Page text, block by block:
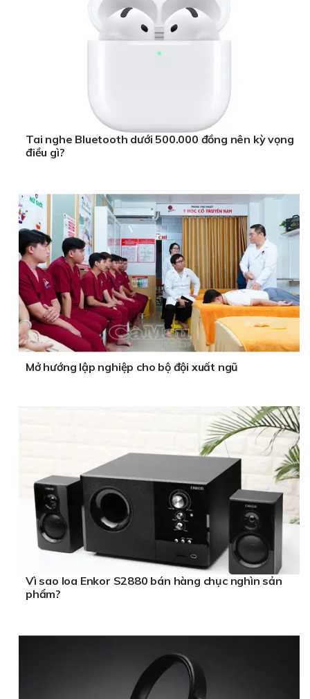
Tai nghe Bluetooth dưới 500.000 đồng nên kỳ vọng
điều gì?
Mở hướng lập nghiệp cho bộ đội xuất ngũ
Vì sao loa Enkor S2880 bán hàng chục nghìn sản
phẩm?